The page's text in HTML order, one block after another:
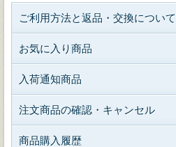
ご利用方法と返品・交換について
お気に入り商品
入荷通知商品
注文商品の確認・キャンセル
商品購入履歴